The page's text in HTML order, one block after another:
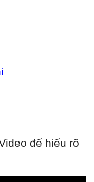
để hiểu rõ